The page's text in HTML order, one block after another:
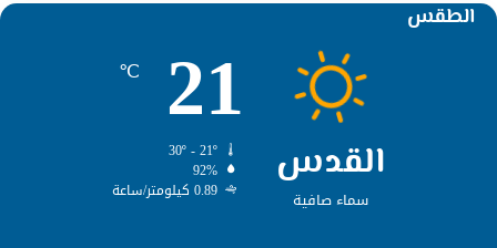
الطقس
القدس
سماء صافية
21
℃
92%
0.89 كيلومتر/ساعة